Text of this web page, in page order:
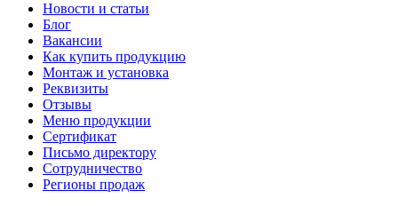
Новости и статьи
Блог
Вакансии
Как купить продукцию
Монтаж и установка
Реквизиты
Отзывы
Меню продукции
Сертификат
Письмо директору
Сотрудничество
Регионы продаж